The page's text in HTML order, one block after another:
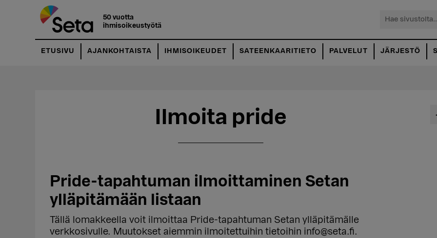
pääsisältöön
ensisijaiseen
50 vuotta
ihmisoikeustyötä
Hae
ETUSIVU AJANKOHTAISTA IHMISOIKEUDET SATEENKAARITIETO PALVELUT JÄRJESTÖ
Ilmoita pride
Pride-tapahtuman ilmoittaminen Setan
ylläpitämään listaan
Tällä lomakkeella voit ilmoittaa Pride-tapahtuman Setan ylläpitämälle
verkkosivulle. Muutokset aiemmin ilmoitettuihin tietoihin info@seta.fi.